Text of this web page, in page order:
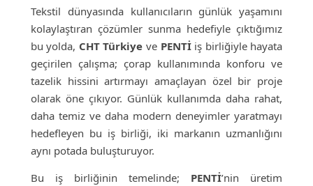
Tekstil dünyasında kullanıcıların günlük yaşamını
kolaylaştıran çözümler sunma hedefiyle çıktığımız
bu yolda, CHT Türkiye ve PENTİiş birliğiyle hayata
geçirilen çalışma; çorap kullanımında konforu ve
tazelik hissini artırmayı amaçlayan özel bir proje
olarak öne çıkıyor. Günlük kullanımda daha rahat,
daha temiz ve daha modern deneyimler yaratmayı
hedefleyen bu iş birliği, iki markanın uzmanlığını
aynı potada buluşturuyor.
Bu iş birliğinin temelinde; PENTİ’nin üretim